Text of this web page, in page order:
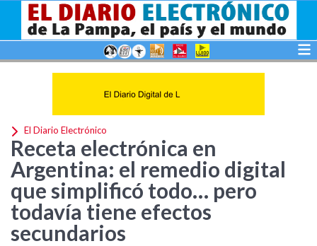
El Diario Electrónico
Receta electrónica en
Argentina: el remedio digital
que simplificó todo… pero
todavía tiene efectos
secundarios